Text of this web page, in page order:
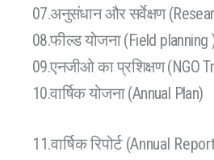
07.अनुसंधान और सर्वेक्षण
08.फील्ड योजना (Field planning
09.एनजीओ का प्रशिक्षण (NGO
10.वार्षिक योजना (Annual Plan)
11.वार्षिक रिपोर्ट (Annual